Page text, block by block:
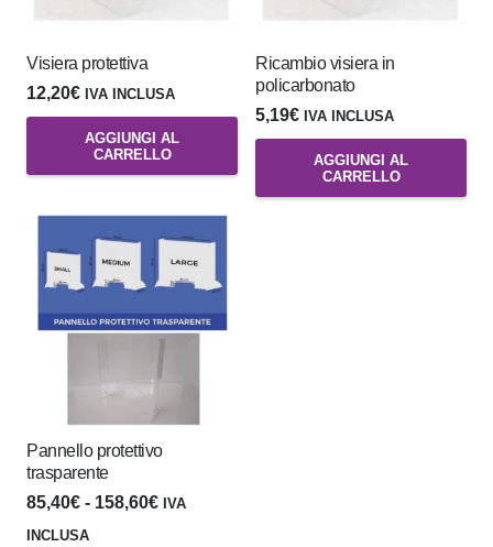
Visiera protettiva
12,20€ IVA INCLUSA
AGGIUNGI AL
CARRELLO
Ricambio visiera in
policarbonato
5,19€ IVA INCLUSA
AGGIUNGI AL
CARRELLO
Pannello protettivo
trasparente
85,40€ - 158,60€Fascia
IVA
INCLUSA